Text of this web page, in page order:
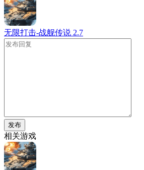
无限打击-战舰传说 2.7
发布
相关游戏